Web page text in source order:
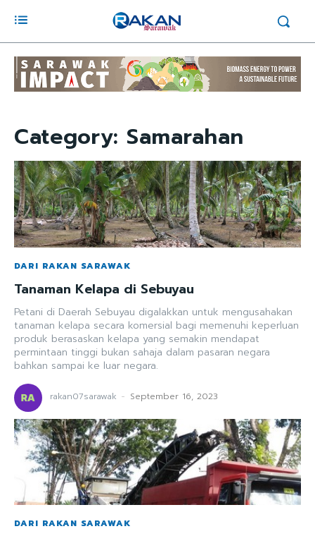
Category: Samarahan
DARI RAKAN SARAWAK
Tanaman Kelapa di Sebuyau
Petani di Daerah Sebuyau digalakkan untuk mengusahakan
tanaman kelapa secara komersial bagi memenuhi keperluan
produk berasaskan kelapa yang semakin mendapat
permintaan tinggi bukan sahaja dalam pasaran negara
bahkan sampai ke luar negara.
rakan07sarawak - September 16, 2023
DARI RAKAN SARAWAK